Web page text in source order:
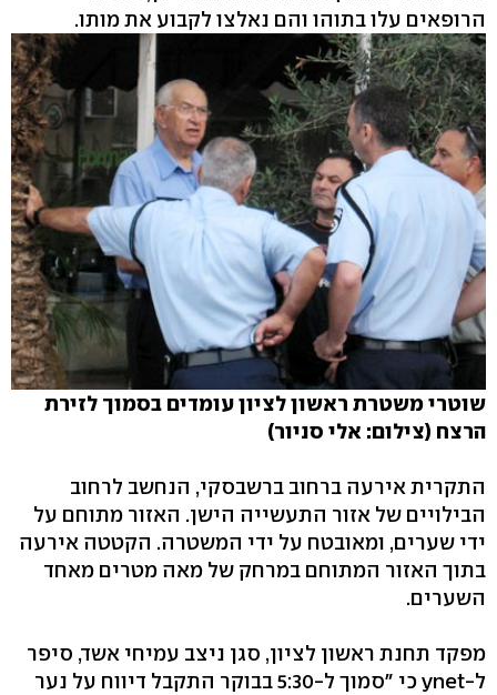
הרופאים עלו בתוהו והם נאלצו לקבוע את מותו.
שוטרי משטרת ראשון לציון עומדים בסמוך לזירת
הרצח (צילום: אלי סניור)
התקרית אירעה ברחוב ברשבסקי, הנחשב לרחוב
הבילויים של אזור התעשייה הישן. האזור מתוחם על
ידי שערים, ומאובטח על ידי המשטרה. הקטטה אירעה
בתוך האזור המתוחם במרחק של מאה מטרים מאחד
השערים.
מפקד תחנת ראשון לציון, סגן ניצב עמיחי אשד, סיפר
ל-ynet כי "סמוך ל-5:30 בבוקר התקבל דיווח על נער